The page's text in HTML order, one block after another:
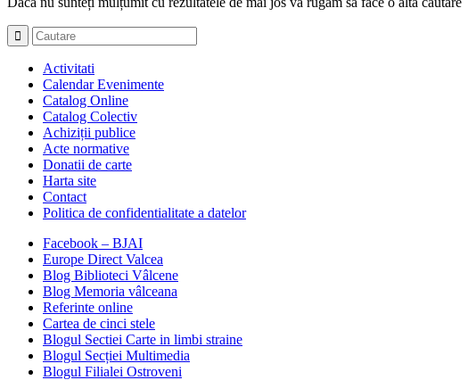
Activitati
Calendar Evenimente
Catalog Online
Catalog Colectiv
Achiziții publice
Acte normative
Donatii de carte
Harta site
Contact
Politica de confidentialitate a datelor
Facebook – BJAI
Europe Direct Valcea
Blog Biblioteci Vâlcene
Blog Memoria vâlceana
Referinte online
Cartea de cinci stele
Blogul Sectiei Carte in limbi straine
Blogul Secției Multimedia
Blogul Filialei Ostroveni